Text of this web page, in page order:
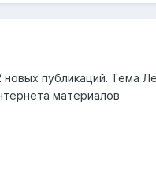
публикаций. Тема
материалов